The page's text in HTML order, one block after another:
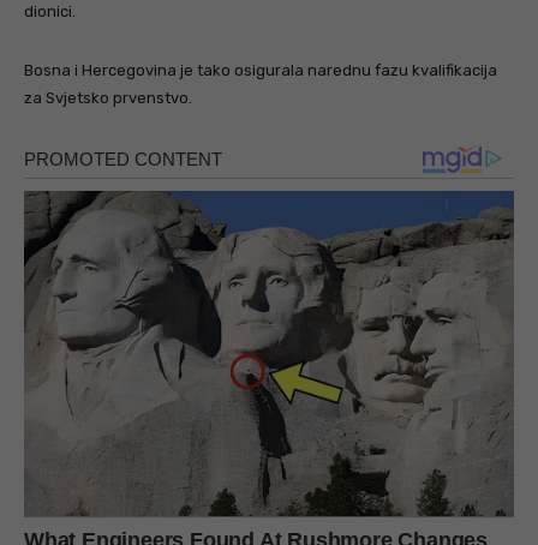
dionici.
Bosna i Hercegovina je tako osigurala narednu fazu kvalifikacija
za Svjetsko prvenstvo.